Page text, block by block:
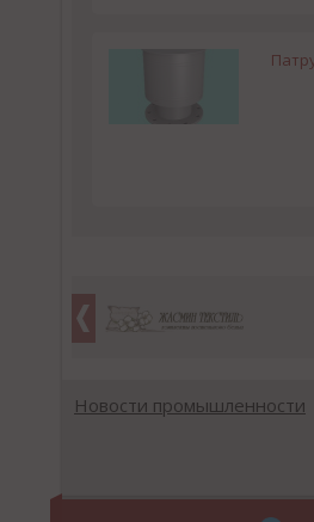
Новости промышленности